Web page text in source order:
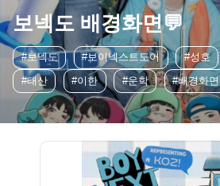
보넥도 배경화면💬
#보넥도 #보이넥스트도어 #성호
#태산
#이한 #운학 #배경화면